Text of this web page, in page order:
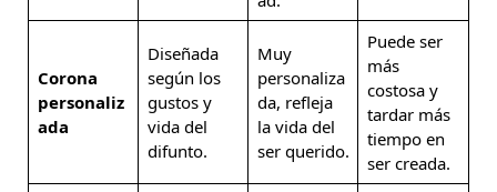
Corona
personaliz
ada
Diseñada
según los
gustos y
vida del
difunto.
Muy
personaliza
da, refleja
la vida del
ser querido.
Puede ser
más
costosa y
tardar más
tiempo en
ser creada.